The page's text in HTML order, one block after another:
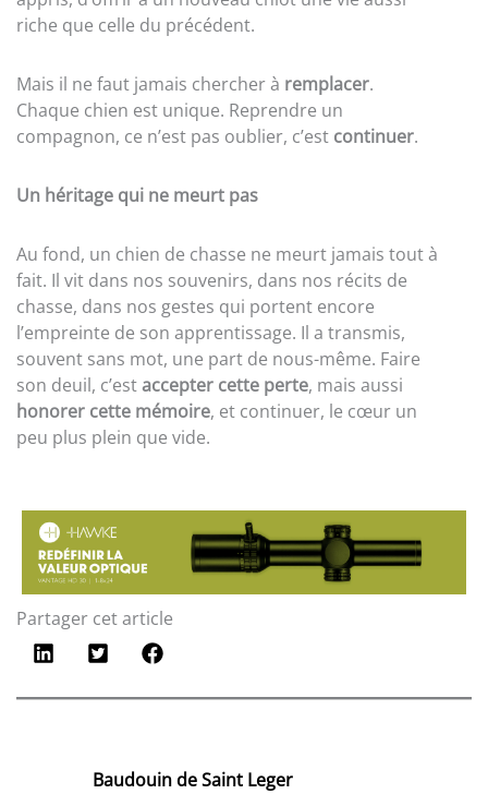
riche que celle du précédent.
Mais il ne faut jamais chercher à remplacer.
Chaque chien est unique. Reprendre un
compagnon, ce n’est pas oublier, c’est continuer.
Un héritage qui ne meurt pas
Au fond, un chien de chasse ne meurt jamais tout à
fait. Il vit dans nos souvenirs, dans nos récits de
chasse, dans nos gestes qui portent encore
l’empreinte de son apprentissage. Il a transmis,
souvent sans mot, une part de nous-même. Faire
son deuil, c’estaccepter cette perte, mais aussi
honorer cette mémoire, et continuer, le cœur un
peu plus plein que vide.
Partager cet article
Baudouin de Saint Leger